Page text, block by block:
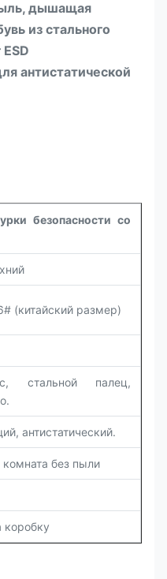
дышащая
из стального
антистатической
безопасности со
(китайский размер)
стальной палец,
антистатический.
комната без пыли
коробку